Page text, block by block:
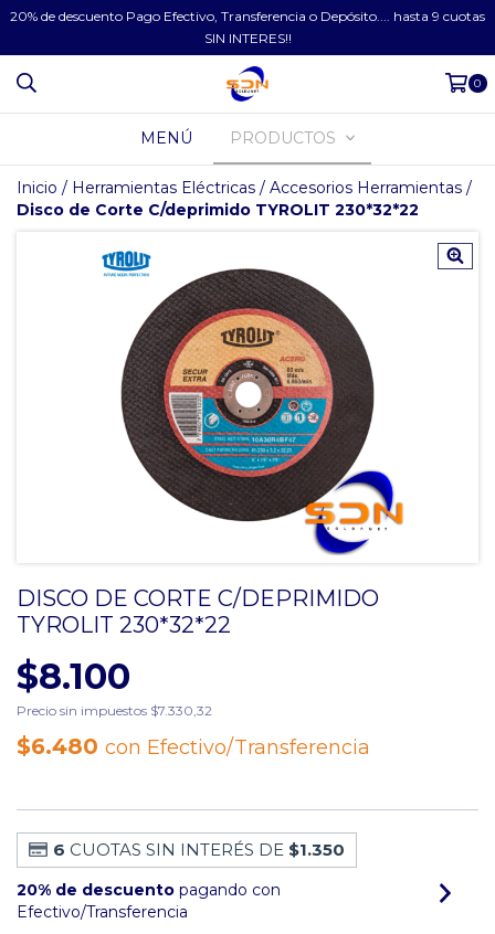
20% de descuento Pago Efectivo, Transferencia o Depósito.... hasta 9 cuotas
SIN INTERES!!
0
MENÚ PRODUCTOS
Inicio / Herramientas Eléctricas / Accesorios Herramientas /
Disco de Corte C/deprimido TYROLIT 230*32*22
DISCO DE CORTE C/DEPRIMIDO
TYROLIT 230*32*22
$8.100
Precio sin impuestos $7.330,32
$6.480 con Efectivo/Transferencia
6 CUOTAS SIN INTERÉS DE $1.350
20% de descuento pagando con
Efectivo/Transferencia